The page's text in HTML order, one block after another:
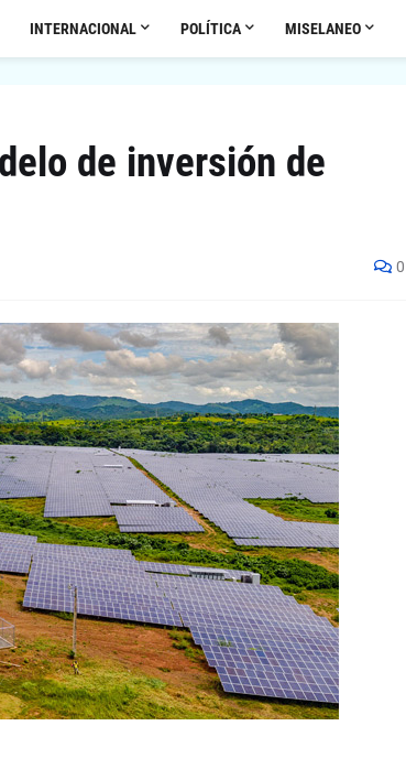
INTERNACIONAL POLÍTICA MISELANEO
de inversión de
0